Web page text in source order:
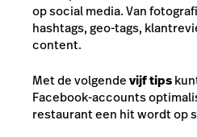
op social media. Van
hashtags, geo-tags,
content.
Met de volgendevijf tips
Facebook-accounts
restaurant een hit wordt op